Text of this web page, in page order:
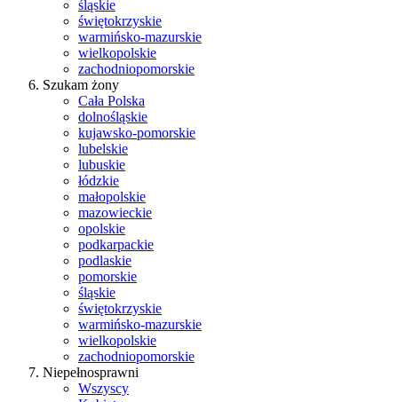
śląskie
świętokrzyskie
warmińsko-mazurskie
wielkopolskie
zachodniopomorskie
Szukam żony
Cała Polska
dolnośląskie
kujawsko-pomorskie
lubelskie
lubuskie
łódzkie
małopolskie
mazowieckie
opolskie
podkarpackie
podlaskie
pomorskie
śląskie
świętokrzyskie
warmińsko-mazurskie
wielkopolskie
zachodniopomorskie
Niepełnosprawni
Wszyscy